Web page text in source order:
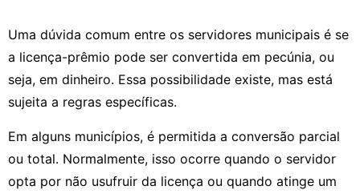
Uma dúvida comum entre os servidores municipais é se
a licença-prêmio pode ser convertida em pecúnia, ou
seja, em dinheiro. Essa possibilidade existe, mas está
sujeita a regras específicas.
Em alguns municípios, é permitida a conversão parcial
ou total. Normalmente, isso ocorre quando o servidor
opta por não usufruir da licença ou quando atinge um